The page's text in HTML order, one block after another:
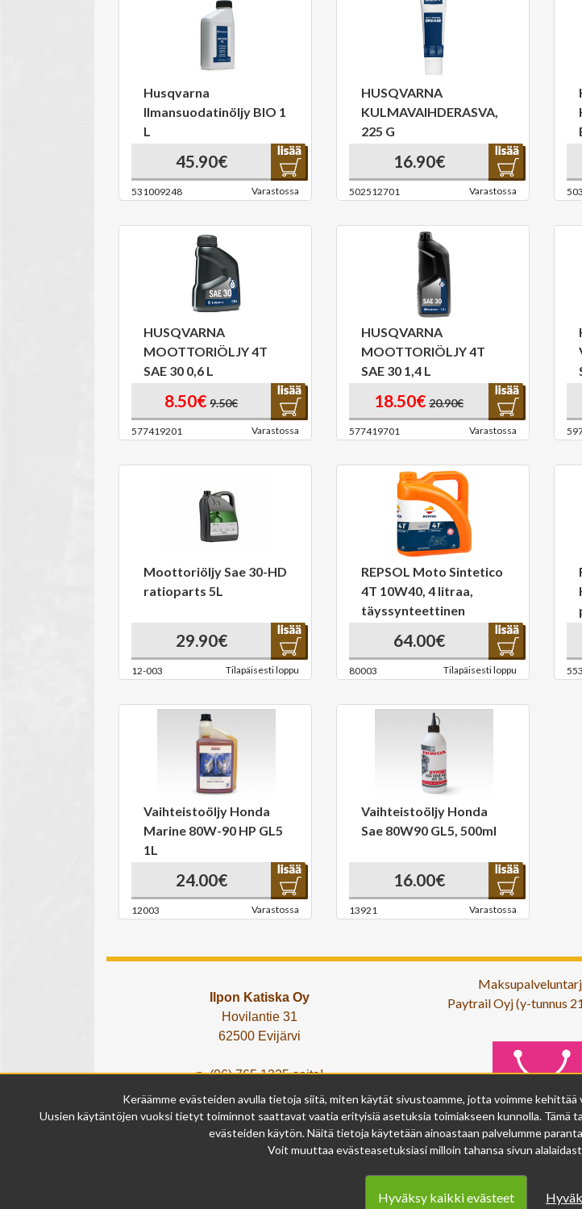
Husqvarna
Ilmansuodatinöljy BIO 1
L
45.90€
531009248 Varastossa
HUSQVARNA
KULMAVAIHDERASVA,
225 G
16.90€
502512701 Varastossa
HUSQVARNA
MOOTTORIÖLJY 4T
SAE 30 0,6 L
8.50€ 9.50€
577419201 Varastossa
HUSQVARNA
MOOTTORIÖLJY 4T
SAE 30 1,4 L
18.50€ 20.90€
577419701 Varastossa
Moottoriöljy Sae 30-HD
ratioparts 5L
29.90€
12-003 Tilapäisesti loppu
REPSOL Moto Sintetico
4T 10W40, 4 litraa,
täyssynteettinen
64.00€
80003 Tilapäisesti loppu
Vaihteistoöljy Honda
Marine 80W-90 HP GL5
1L
24.00€
12003 Varastossa
Vaihteistoöljy Honda
Sae 80W90 GL5, 500ml
16.00€
13921 Varastossa
Ilpon Katiska Oy
Hovilantie 31
62500 Evijärvi
p. (06) 765 1225 soita!
tai lähetä What's App viesti!
info@ilponkatiska.fi
y-tunnus: 2404114-9
Paytrail Oyj (y-tunnus
Keräämme evästeiden avulla tietoja siitä, miten käytät sivustoamme, jotta voimme
Uusien käytäntöjen vuoksi tietyt toiminnot saattavat vaatia erityisiä asetuksia toimiakseen kunnolla.
evästeiden käytön. Näitä tietoja käytetään ainoastaan palvelumme
Voit muuttaa evästeasetuksiasi milloin tahansa sivun
Hyväksy kaikki evästeet